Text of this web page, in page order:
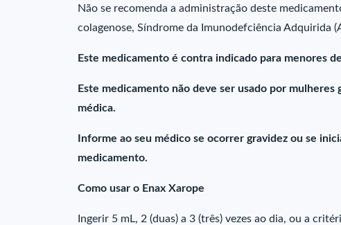
Não se recomenda a administração deste
colagenose, Síndrome da Imunodefciência Adquirida
Este medicamento é contra indicado para menores
Este medicamento não deve ser usado por
médica.
Informe ao seu médico se ocorrer gravidez ou se
medicamento.
Como usar o Enax Xarope
Ingerir 5 mL, 2 (duas) a 3 (três) vezes ao dia, ou a